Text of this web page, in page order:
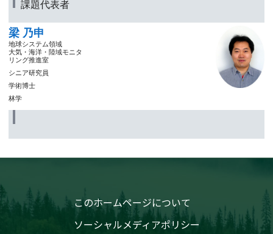
課題代表者
梁 乃申
地球システム領域
大気・海洋・陸域モニタ
リング推進室
シニア研究員
学術博士
林学
このホームページについて
ソーシャルメディアポリシー